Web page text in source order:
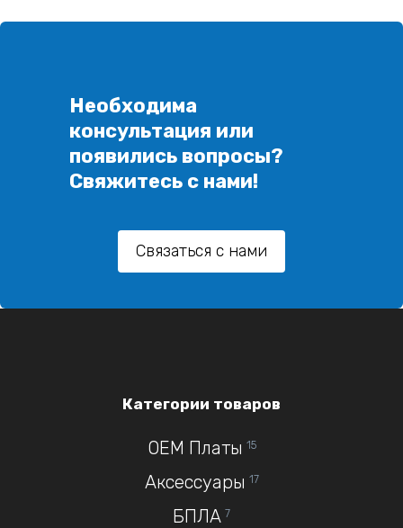
Необходима
консультация или
появились вопросы?
Свяжитесь с нами!
Связаться с нами
Категории товаров
OEM Платы 15
Аксессуары 17
БПЛА 7